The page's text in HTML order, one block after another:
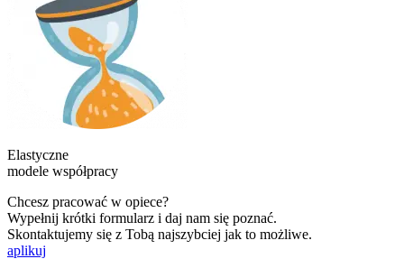
Elastyczne
modele współpracy
Chcesz pracować w opiece?
Wypełnij krótki formularz i daj nam się poznać.
Skontaktujemy się z Tobą najszybciej jak to możliwe.
aplikuj